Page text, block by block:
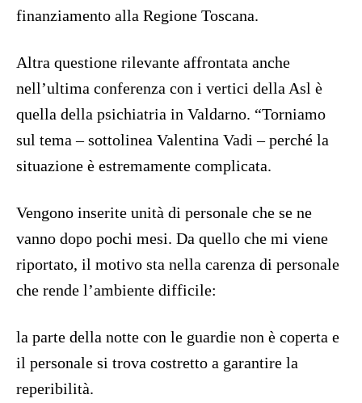
finanziamento alla Regione Toscana.
Altra questione rilevante affrontata anche
nell’ultima conferenza con i vertici della Asl è
quella della psichiatria in Valdarno. “Torniamo
sul tema – sottolinea Valentina Vadi – perché la
situazione è estremamente complicata.
Vengono inserite unità di personale che se ne
vanno dopo pochi mesi. Da quello che mi viene
riportato, il motivo sta nella carenza di personale
che rende l’ambiente difficile:
la parte della notte con le guardie non è coperta e
il personale si trova costretto a garantire la
reperibilità.